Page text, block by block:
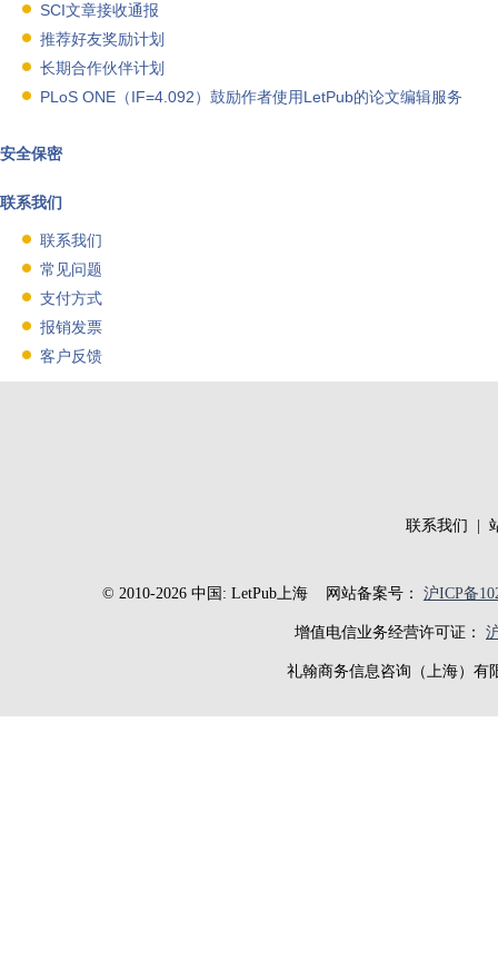
SCI文章接收通报
推荐好友奖励计划
长期合作伙伴计划
PLoS ONE（IF=4.092）鼓励作者使用LetPub的论文编辑服务
安全保密
联系我们
联系我们
常见问题
支付方式
报销发票
客户反馈
联系我们
© 2010-2026 中国: LetPub上海网站备案号： 沪ICP备
增值电信业务经营许可证：
礼翰商务信息咨询（上海）